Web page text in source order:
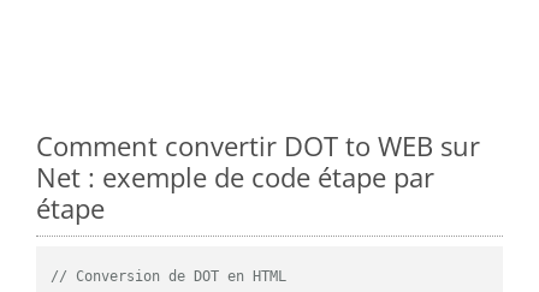
Comment convertir DOT to WEB sur
Net : exemple de code étape par
étape
// Conversion de DOT en HTML